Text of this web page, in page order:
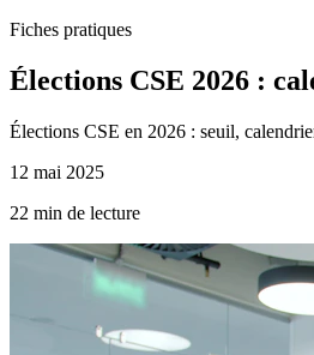
Fiches pratiques
Élections CSE 2026 :
Élections CSE en 2026 : seuil,
12 mai 2025
22 min de lecture